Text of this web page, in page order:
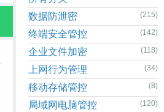
数据防泄密
(215)
终端安全管控 (142)
企业文件加密 (118)
上网行为管理 (34)
移动存储管控 (8)
局域网电脑管控 (120)